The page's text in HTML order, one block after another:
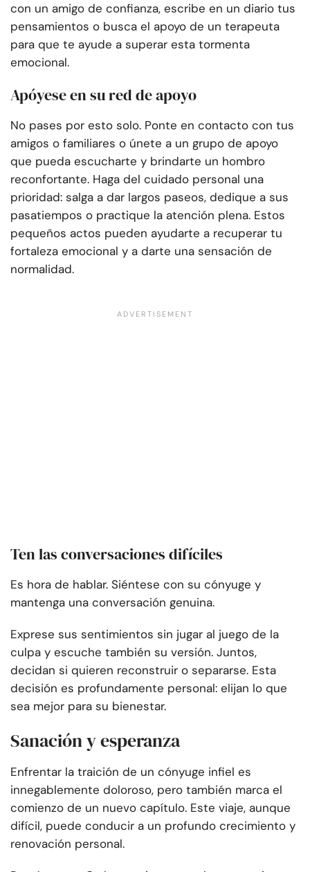
con un amigo de confianza, escribe en un diario tus
pensamientos o busca el apoyo de un terapeuta
para que te ayude a superar esta tormenta
emocional.
Apóyese en su red de apoyo
No pases por esto solo. Ponte en contacto con tus
amigos o familiares o únete a un grupo de apoyo
que pueda escucharte y brindarte un hombro
reconfortante. Haga del cuidado personal una
prioridad: salga a dar largos paseos, dedique a sus
pasatiempos o practique la atención plena. Estos
pequeños actos pueden ayudarte a recuperar tu
fortaleza emocional y a darte una sensación de
normalidad.
Ten las conversaciones difíciles
Es hora de hablar. Siéntese con su cónyuge y
mantenga una conversación genuina.
Exprese sus sentimientos sin jugar al juego de la
culpa y escuche también su versión. Juntos,
decidan si quieren reconstruir o separarse. Esta
decisión es profundamente personal: elijan lo que
sea mejor para su bienestar.
Sanación y esperanza
Enfrentar la traición de un cónyuge infiel es
innegablemente doloroso, pero también marca el
comienzo de un nuevo capítulo. Este viaje, aunque
difícil, puede conducir a un profundo crecimiento y
renovación personal.